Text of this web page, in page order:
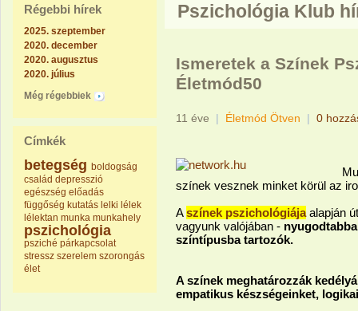
Régebbi hírek
2025. szeptember
2020. december
2020. augusztus
2020. július
Még régebbiek
Címkék
betegség boldogság
család depresszió
egészség előadás
függőség kutatás lelki lélek
lélektan munka munkahely
pszichológia
psziché párkapcsolat
stressz szerelem szorongás
élet
Pszichológia Klub
Ismeretek a Színek
Életmód50
11 éve | Életmód Ötven | 0
színek vesznek minket körül az
Aszínek pszichológiájaalapján
vagyunk valójában -
színtípusba tartozók.
A színek meghatározzák
empatikus készségeinket,